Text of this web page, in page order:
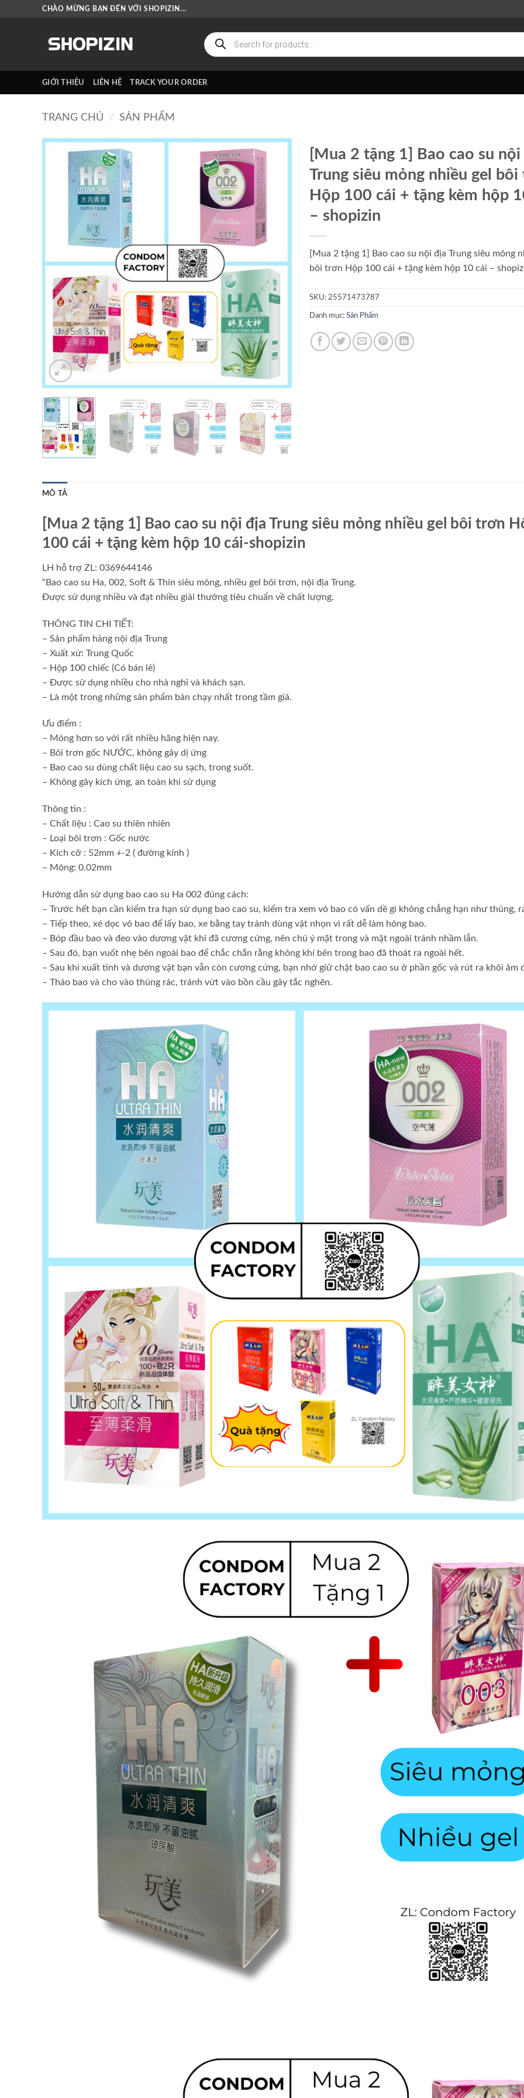
CHÀO MỪNG BẠN ĐẾN VỚI SHOPIZIN...
Tìm
kiếm
sản
phẩm
GIỚI THIỆU LIÊN HỆ TRACK YOUR ORDER
TRANG CHỦ / SẢN PHẨM
[Mua 2 tặng 1] Bao cao su nội
Trung siêu mỏng nhiều gel
Hộp 100 cái + tặng kèm hộp
– shopizin
[Mua 2 tặng 1] Bao cao su nội địa Trung siêu mỏng
bôi trơn Hộp 100 cái + tặng kèm hộp 10 cái –
SKU: 25571473787
Danh mục: Sản Phẩm
MÔ TẢ
[Mua 2 tặng 1] Bao cao su nội địa Trung siêu mỏng nhiều gel bôi trơn
100 cái + tặng kèm hộp 10 cái-shopizin
LH hỗ trợ ZL: 0369644146
“Bao cao su Ha, 002, Soft & Thin siêu mỏng, nhiều gel bôi trơn, nội địa Trung.
Được sử dụng nhiều và đạt nhiều giải thưởng tiêu chuẩn về chất lượng.
THÔNG TIN CHI TIẾT:
– Sản phẩm hàng nội địa Trung
– Xuất xứ: Trung Quốc
– Hộp 100 chiếc (Có bán lẻ)
– Được sử dụng nhiều cho nhà nghỉ và khách sạn.
– Là một trong những sản phẩm bán chạy nhất trong tầm giá.
Ưu điểm :
– Mỏng hơn so với rất nhiều hãng hiện nay.
– Bôi trơn gốc NƯỚC, không gây dị ứng
– Bao cao su dùng chất liệu cao su sạch, trong suốt.
– Không gây kích ứng, an toàn khi sử dụng
Thông tin :
– Chất liệu : Cao su thiên nhiên
– Loại bôi trơn : Gốc nước
– Kích cỡ : 52mm +-2 ( đường kính )
– Mỏng: 0.02mm
Hướng dẫn sử dụng bao cao su Ha 002 đúng cách:
– Trước hết bạn cần kiểm tra hạn sử dụng bao cao su, kiểm tra xem vỏ bao có vấn dề gì không chẳng hạn như thủng,
– Tiếp theo, xé dọc vỏ bao để lấy bao, xe bằng tay tránh dùng vật nhọn vì rất dễ làm hỏng bao.
– Bóp đầu bao và đeo vào dương vật khi đã cương cứng, nên chú ý mặt trong và mặt ngoài tránh nhầm lẫn.
– Sau đó, bạn vuốt nhẹ bên ngoài bao để chắc chắn rằng không khí bên trong bao đã thoát ra ngoài hết.
– Sau khi xuất tinh và dương vật bạn vẫn còn cương cứng, bạn nhớ giữ chặt bao cao su ở phần gốc và rút ra khỏi âm
– Tháo bao và cho vào thùng rác, tránh vứt vào bồn cầu gây tắc nghẽn.